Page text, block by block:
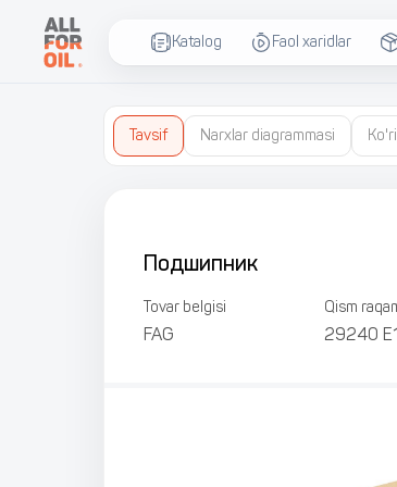
Katalog Faol xaridlar
Tavsif Narxlar diagrammasi
Подшипник
Tovar belgisi
FAG
Qism
29240